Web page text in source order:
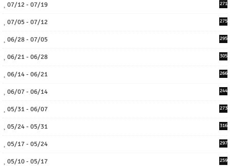
07/12 - 07/19 271
07/05 - 07/12 275
06/28 - 07/05 295
06/21 - 06/28 305
06/14 - 06/21 266
06/07 - 06/14 244
05/31 - 06/07 273
05/24 - 05/31 316
05/17 - 05/24 297
05/10 - 05/17 259